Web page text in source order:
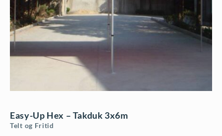
Easy-Up Hex – Takduk 3x6m
Telt og Fritid